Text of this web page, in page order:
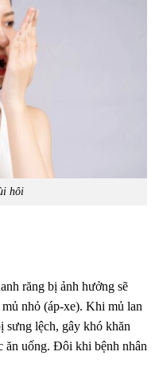
hôi
răng bị ảnh hưởng sẽ
nhỏ (áp-xe). Khi mủ lan
sưng lệch, gây khó khăn
ăn uống. Đôi khi bệnh nhân